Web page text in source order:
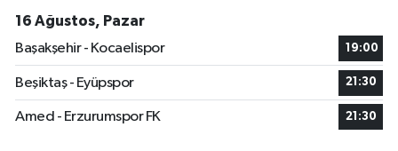
16 Ağustos, Pazar
Başakşehir - Kocaelispor
19:00
Beşiktaş - Eyüpspor 21:30
Amed - Erzurumspor FK 21:30